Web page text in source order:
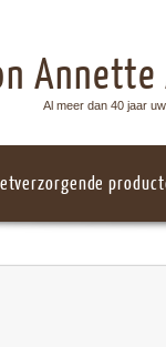
Al meer dan 40 jaar